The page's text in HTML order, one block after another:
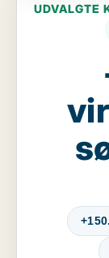
UDVALGTE